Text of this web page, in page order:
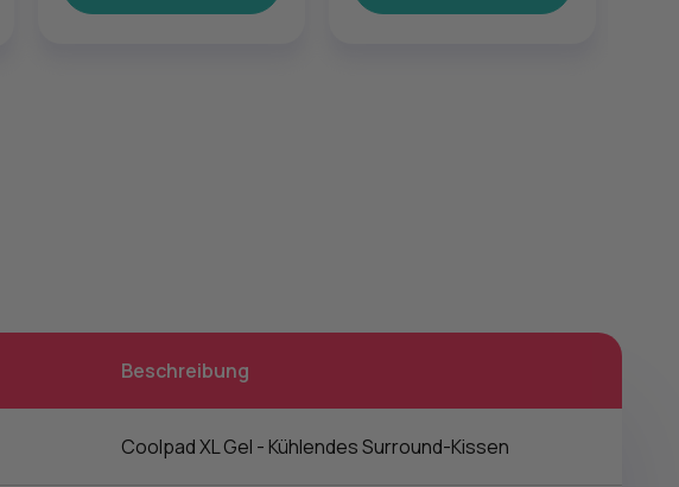
Beschreibung
Coolpad XL Gel - Kühlendes Surround-Kissen